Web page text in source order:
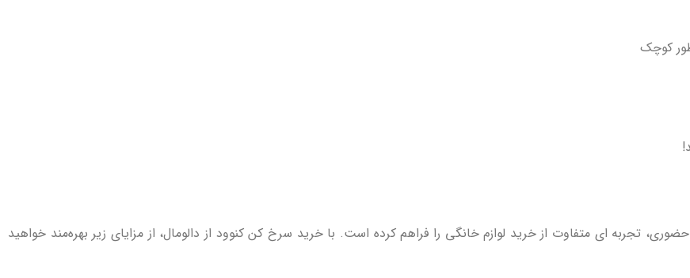
کوچک
تجربه ‌ای متفاوت از خرید لوازم خانگی را فراهم کرده است. با خرید سرخ کن کنوود از دالومال، از مزایای زیر بهره‌مند خواهید